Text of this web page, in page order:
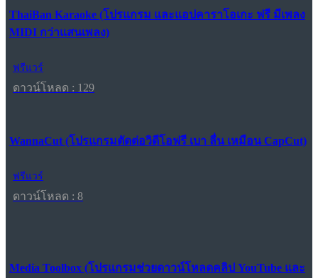
ThaiBan Karaoke (โปรแกรม และแอปคาราโอเกะ ฟรี มีเพลง
MIDI กว่าแสนเพลง)
ฟรีแวร์
ดาวน์โหลด : 129
WannaCut (โปรแกรมตัดต่อวิดีโอฟรี เบา ลื่น เหมือน CapCut)
ฟรีแวร์
ดาวน์โหลด : 8
Media Toolbox (โปรแกรมช่วยดาวน์โหลดคลิป YouTube และ